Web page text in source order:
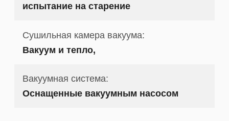
испытание на старение
Сушильная камера вакуума:
Вакуум и тепло,
Вакуумная система:
Оснащенные вакуумным насосом